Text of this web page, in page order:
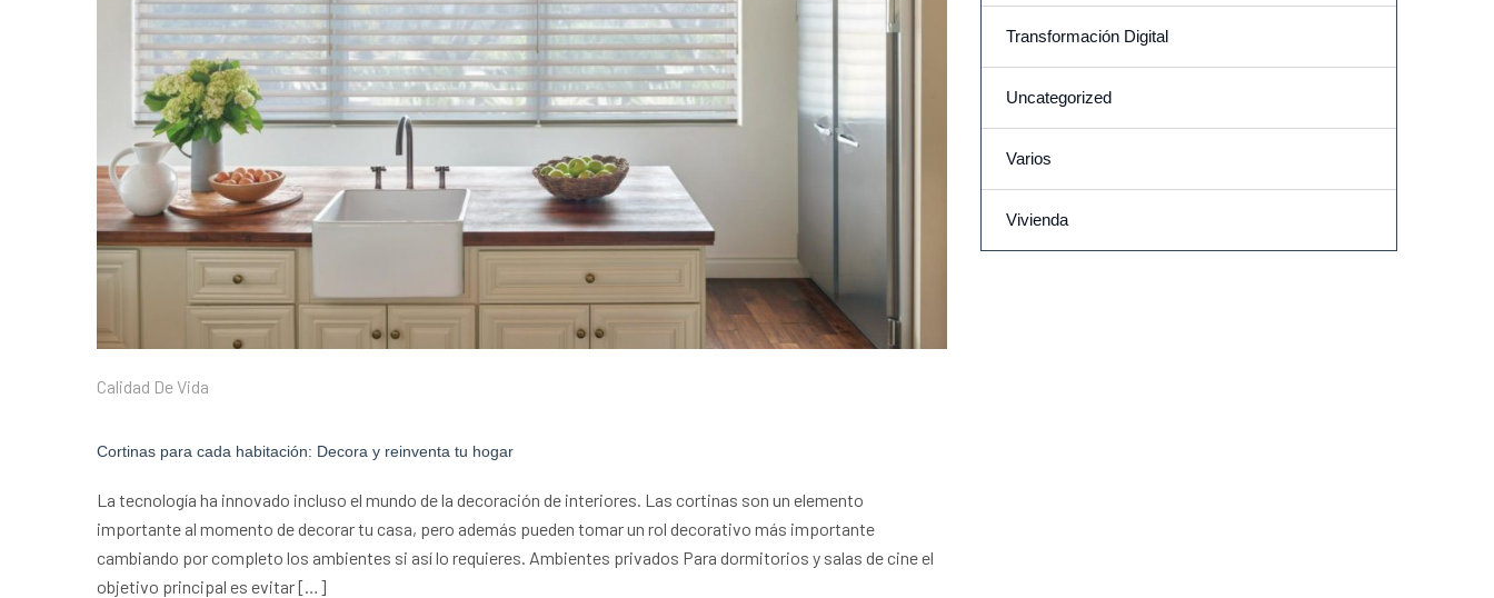
Calidad De Vida
Cortinas para cada habitación: Decora y reinventa tu hogar
La tecnología ha innovado incluso el mundo de la decoración de interiores. Las cortinas son un elemento
importante al momento de decorar tu casa, pero además pueden tomar un rol decorativo más importante
cambiando por completo los ambientes si así lo requieres. Ambientes privados Para dormitorios y salas de cine el
objetivo principal es evitar […]
Transformación Digital
Uncategorized
Varios
Vivienda